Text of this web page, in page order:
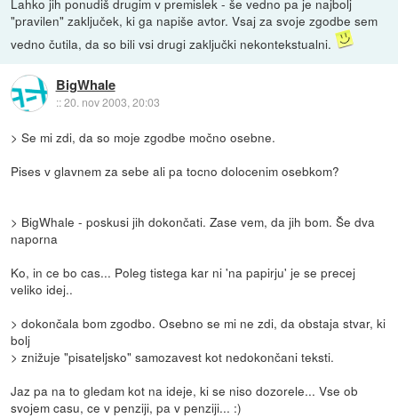
Lahko jih ponudiš drugim v premislek - še vedno pa je najbolj
"pravilen" zaključek, ki ga napiše avtor. Vsaj za svoje zgodbe sem
vedno čutila, da so bili vsi drugi zaključki nekontekstualni.
BigWhale
::20. nov 2003, 20:03
> Se mi zdi, da so moje zgodbe močno osebne.
Pises v glavnem za sebe ali pa tocno dolocenim osebkom?
> BigWhale - poskusi jih dokončati. Zase vem, da jih bom. Še dva
naporna
Ko, in ce bo cas... Poleg tistega kar ni 'na papirju' je se precej
veliko idej..
> dokončala bom zgodbo. Osebno se mi ne zdi, da obstaja stvar, ki
bolj
> znižuje "pisateljsko" samozavest kot nedokončani teksti.
Jaz pa na to gledam kot na ideje, ki se niso dozorele... Vse ob
svojem casu, ce v penziji, pa v penziji... :)